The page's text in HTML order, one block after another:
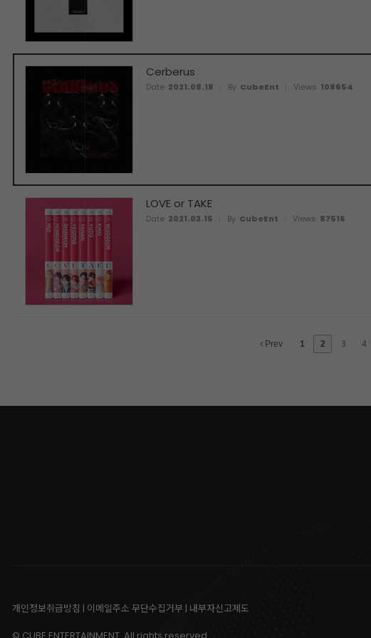
Cerberus
Date 2021.08.18 By CubeEnt Views 108654
LOVE or TAKE
Date 2021.03.15 By CubeEnt Views 87516
Prev 1 2 3 4
개인정보취급방침 | 이메일주소 무단수집거부 | 내부자신고제도